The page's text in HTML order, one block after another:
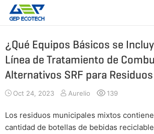
APLICACIÓN
ACERCA DE NOSOTROS
¿Qué Equipos Básicos se
Línea de Tratamiento de
Alternativos SRF para
Oct 24, 2023 Aurelio 139
Los residuos municipales mixtos
cantidad de botellas de bebidas